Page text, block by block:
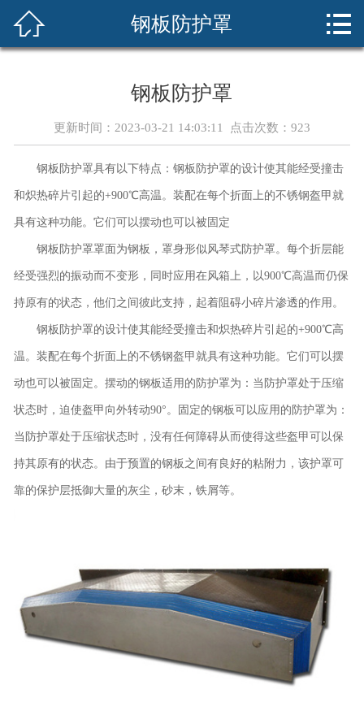
新闻资讯
案例展示
技术知识
联系我们
 钢板防护罩 
钢板防护罩
更新时间：2023-03-21 14:03:11 点击次数： 923
钢板防护罩具有以下特点：钢板防护罩的设计使其能经受撞击
和炽热碎片引起的+900℃高温。装配在每个折面上的不锈钢盔甲就
具有这种功能。它们可以摆动也可以被固定
钢板防护罩罩面为钢板，罩身形似风琴式防护罩。每个折层能
经受强烈的振动而不变形，同时应用在风箱上，以900℃高温而仍保
持原有的状态，他们之间彼此支持，起着阻碍小碎片渗透的作用。
钢板防护罩的设计使其能经受撞击和炽热碎片引起的+900℃高
温。装配在每个折面上的不锈钢盔甲就具有这种功能。它们可以摆
动也可以被固定。摆动的钢板适用的防护罩为：当防护罩处于压缩
状态时，迫使盔甲向外转动90°。固定的钢板可以应用的防护罩为：
当防护罩处于压缩状态时，没有任何障碍从而使得这些盔甲可以保
持其原有的状态。由于预置的钢板之间有良好的粘附力，该护罩可
靠的保护层抵御大量的灰尘，砂末，铁屑等。